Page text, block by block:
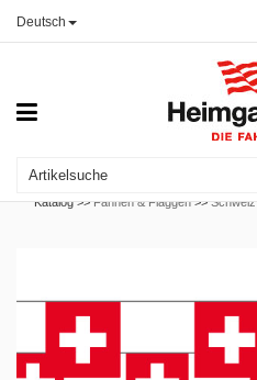
Deutsch
Katalog >>Fahnen & Flaggen >>Schweiz